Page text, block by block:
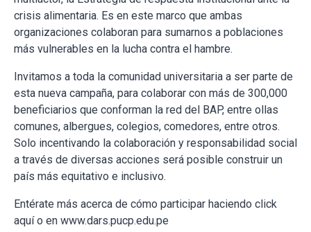
crisis alimentaria. Es en este marco que ambas
organizaciones colaboran para sumarnos a poblaciones
más vulnerables en la lucha contra el hambre.
Invitamos a toda la comunidad universitaria a ser parte de
esta nueva campaña, para colaborar con más de 300,000
beneficiarios que conforman la red del BAP, entre ollas
comunes, albergues, colegios, comedores, entre otros.
Solo incentivando la colaboración y responsabilidad social
a través de diversas acciones será posible construir un
país más equitativo e inclusivo.
Entérate más acerca de cómo participar haciendo click
aquí o en www.dars.pucp.edu.pe